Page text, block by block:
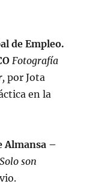
de Empleo.
Fotografía
por Jota
en la
Almansa –
Solo son